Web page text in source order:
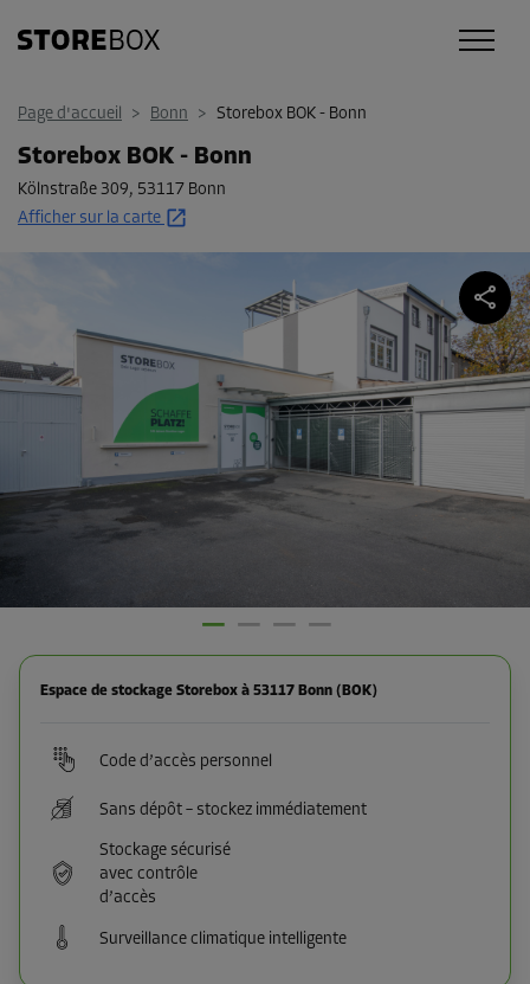
Page d'accueil > Bonn > Storebox BOK - Bonn
Storebox BOK - Bonn
Kölnstraße 309, 53117 Bonn
Afficher sur la carte
Espace de stockage Storebox à 53117 Bonn (BOK)
Code d’accès personnel
Sans dépôt – stockez immédiatement
Stockage sécurisé
avec contrôle
d’accès
Surveillance climatique intelligente